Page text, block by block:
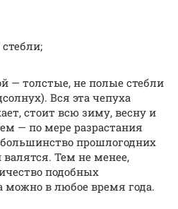
— толстые, не полые стебли
Вся эта чепуха
стоит всю зиму, весну и
— по мере разрастания
большинство прошлогодних
Тем не менее,
подобных
можно в любое время года.